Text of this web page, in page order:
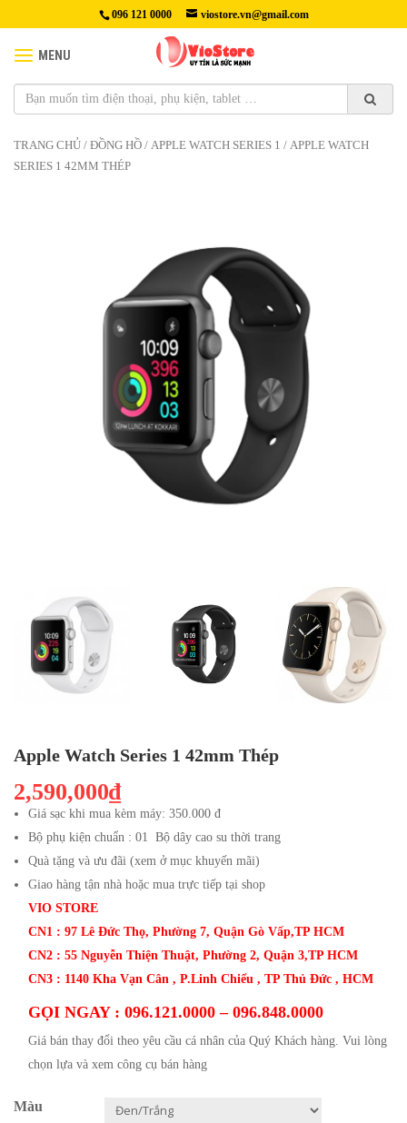
096 121 0000 viostore.vn@gmail.com
MENU
TRANG CHỦ / ĐỒNG HỒ / APPLE WATCH SERIES 1 / APPLE WATCH
SERIES 1 42MM THÉP
Apple Watch Series 1 42mm Thép
2,590,000₫
Giá sạc khi mua kèm máy: 350.000 đ
Bộ phụ kiện chuẩn : 01 Bộ dây cao su thời trang
Quà tặng và ưu đãi (xem ở mục khuyến mãi)
Giao hàng tận nhà hoặc mua trực tiếp tại shop
VIO STORE
CN1 : 97 Lê Đức Thọ, Phường 7, Quận Gò Vấp,TP HCM
CN2 : 55 Nguyễn Thiện Thuật, Phường 2, Quận 3,TP HCM
CN3 : 1140 Kha Vạn Cân , P.Linh Chiểu , TP Thủ Đức , HCM
GỌI NGAY : 096.121.0000 – 096.848.0000
Giá bán thay đổi theo yêu cầu cá nhân của Quý Khách hàng. Vui lòng
chọn lựa và xem công cụ bán hàng
Màu